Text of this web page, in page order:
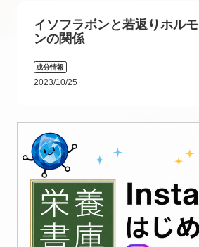
イソフラボンと若返りホルモ
ンの関係
成分情報
2023/10/25